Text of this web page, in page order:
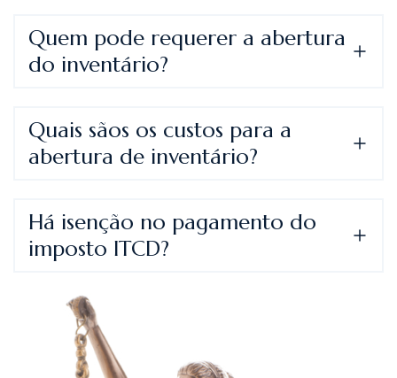
Quem pode requerer a abertura
do inventário?
Quais sãos os custos para a
abertura de inventário?
Há isenção no pagamento do
imposto ITCD?